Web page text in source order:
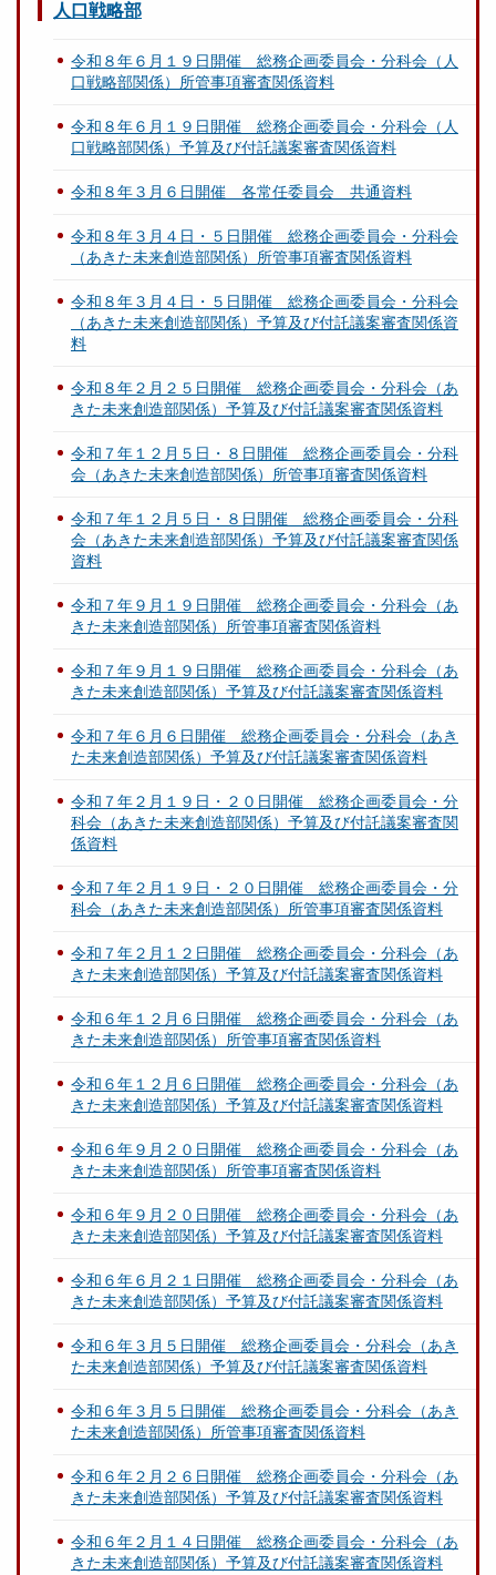
人口戦略部
令和８年６月１９日開催 総務企画委員会・分科会（人
口戦略部関係）所管事項審査関係資料
令和８年６月１９日開催 総務企画委員会・分科会（人
口戦略部関係）予算及び付託議案審査関係資料
令和８年３月６日開催 各常任委員会 共通資料
令和８年３月４日・５日開催 総務企画委員会・分科会
（あきた未来創造部関係）所管事項審査関係資料
令和８年３月４日・５日開催 総務企画委員会・分科会
（あきた未来創造部関係）予算及び付託議案審査関係資
料
令和８年２月２５日開催 総務企画委員会・分科会（あ
きた未来創造部関係）予算及び付託議案審査関係資料
令和７年１２月５日・８日開催 総務企画委員会・分科
会（あきた未来創造部関係）所管事項審査関係資料
令和７年１２月５日・８日開催 総務企画委員会・分科
会（あきた未来創造部関係）予算及び付託議案審査関係
資料
令和７年９月１９日開催 総務企画委員会・分科会（あ
きた未来創造部関係）所管事項審査関係資料
令和７年９月１９日開催 総務企画委員会・分科会（あ
きた未来創造部関係）予算及び付託議案審査関係資料
令和７年６月６日開催 総務企画委員会・分科会（あき
た未来創造部関係）予算及び付託議案審査関係資料
令和７年２月１９日・２０日開催 総務企画委員会・分
科会（あきた未来創造部関係）予算及び付託議案審査関
係資料
令和７年２月１９日・２０日開催 総務企画委員会・分
科会（あきた未来創造部関係）所管事項審査関係資料
令和７年２月１２日開催 総務企画委員会・分科会（あ
きた未来創造部関係）予算及び付託議案審査関係資料
令和６年１２月６日開催 総務企画委員会・分科会（あ
きた未来創造部関係）所管事項審査関係資料
令和６年１２月６日開催 総務企画委員会・分科会（あ
きた未来創造部関係）予算及び付託議案審査関係資料
令和６年９月２０日開催 総務企画委員会・分科会（あ
きた未来創造部関係）所管事項審査関係資料
令和６年９月２０日開催 総務企画委員会・分科会（あ
きた未来創造部関係）予算及び付託議案審査関係資料
令和６年６月２１日開催 総務企画委員会・分科会（あ
きた未来創造部関係）予算及び付託議案審査関係資料
令和６年３月５日開催 総務企画委員会・分科会（あき
た未来創造部関係）予算及び付託議案審査関係資料
令和６年３月５日開催 総務企画委員会・分科会（あき
た未来創造部関係）所管事項審査関係資料
令和６年２月２６日開催 総務企画委員会・分科会（あ
きた未来創造部関係）予算及び付託議案審査関係資料
令和６年２月１４日開催 総務企画委員会・分科会（あ
きた未来創造部関係）予算及び付託議案審査関係資料